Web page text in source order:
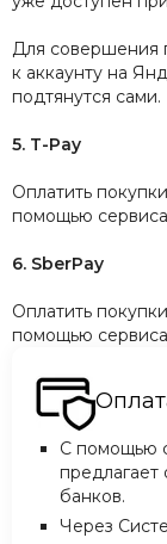
Для совершения
к аккаунту на
подтянутся сами.
5. T-Pay
Оплатить
помощью
6. SberPay
Оплатить
помощью
С помощью
банков.
Через